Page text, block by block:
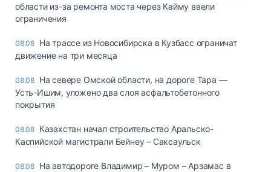
области из-за ремонта моста через Кайму ввели
ограничения
08.08 На трассе из Новосибирска в Кузбасс ограничат
движение на три месяца
08.08 На севере Омской области, на дороге Тара —
Усть-Ишим, уложено два слоя асфальтобетонного
покрытия
08.08 Казахстан начал строительство Аральско-
Каспийской магистрали Бейнеу – Саксаульск
08.08 На автодороге Владимир – Муром – Арзамас в